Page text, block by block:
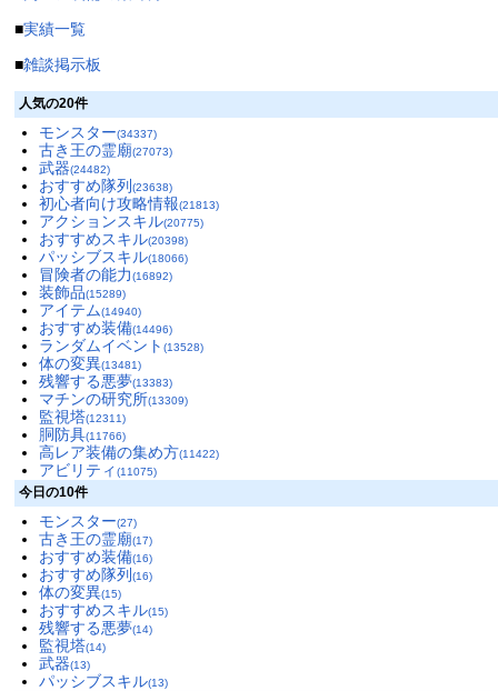
■実績一覧
■雑談掲示板
人気の20件
モンスター(34337)
古き王の霊廟(27073)
武器(24482)
おすすめ隊列 (23638)
初心者向け攻略情報(21813)
アクションスキル(20775)
おすすめスキル(20398)
パッシブスキル(18066)
冒険者の能力(16892)
装飾品(15289)
アイテム(14940)
おすすめ装備(14496)
ランダムイベント (13528)
体の変異(13481)
残響する悪夢(13383)
マチンの研究所(13309)
監視塔(12311)
胴防具(11766)
高レア装備の集め方(11422)
アビリティ (11075)
今日の10件
モンスター(27)
古き王の霊廟(17)
おすすめ装備(16)
おすすめ隊列 (16)
体の変異(15)
おすすめスキル(15)
残響する悪夢(14)
監視塔(14)
武器(13)
パッシブスキル(13)